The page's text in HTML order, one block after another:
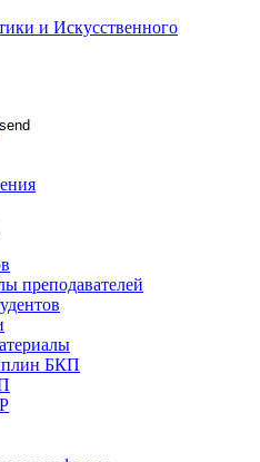
и Искусственного
преподавателей
БКП